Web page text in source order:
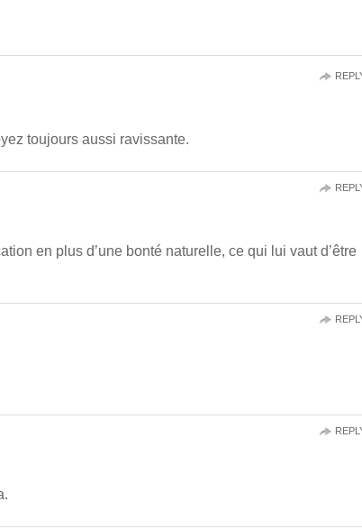
toujours aussi ravissante.
en plus d’une bonté naturelle, ce qui lui vaut d’être